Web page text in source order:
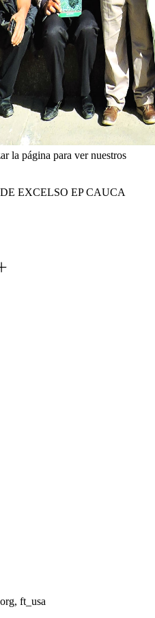
la página para ver nuestros
EXCELSO EP CAUCA
ft_usa